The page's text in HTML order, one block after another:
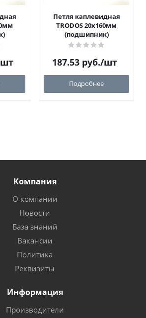
Петля каплевидная
TRODOS 20х160мм
(подшипник)
187.53 руб./шт
Подробнее
Компания
О компании
Новости
База знаний
Вакансии
Политика
Реквизиты
Информация
Производители